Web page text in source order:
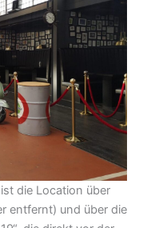
die Location über
entfernt) und über die